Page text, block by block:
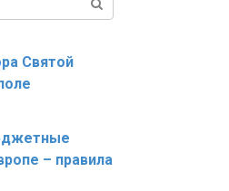
Святой
– правила